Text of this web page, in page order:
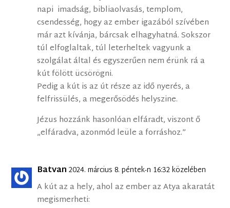
napi imadság, bibliaolvasás, templom,
csendesség, hogy az ember igazából szívében
már azt kívánja, bárcsak elhagyhatná. Sokszor
túl elfoglaltak, túl leterheltek vagyunk a
szolgálat által és egyszerűen nem érünk rá a
kút fölött ücsörögni.
Pedig a kút is az út része az idő nyerés, a
felfrissülés, a megerősödés helyszine.
Jézus hozzánk hasonlóan elfáradt, viszont ő
„elfáradva, azonmód leüle a forráshoz.”
Batvan 2024. március 8. péntek-n 16:32 közelében
A kút az a hely, ahol az ember az Atya akaratát
megismerheti: